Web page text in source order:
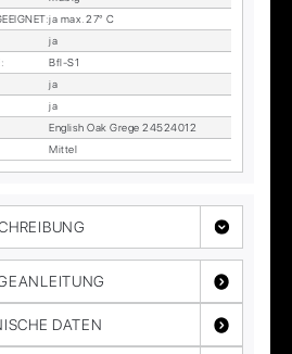
:ja max. 27° C
ja
:
Bfl-S1
ja
ja
Eng­lish Oak Gre­ge 24524012
Mit­tel
DATEN